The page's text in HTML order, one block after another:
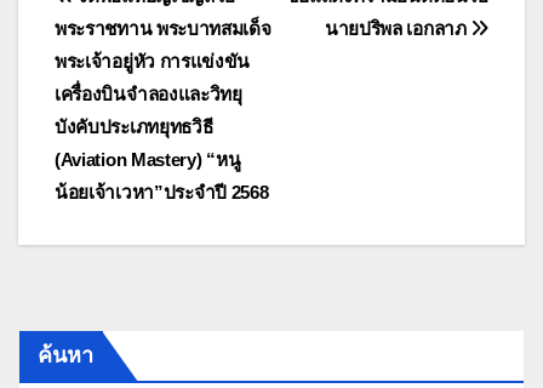
เรื่อง
นายปริพล เอกลาภ
พระราชทาน พระบาทสมเด็จ
พระเจ้าอยู่หัว การแข่งขัน
เครื่องบินจำลองและวิทยุ
บังคับประเภทยุทธวิธี
(Aviation Mastery) “หนู
น้อยเจ้าเวหา”ประจำปี 2568
ค้นหา